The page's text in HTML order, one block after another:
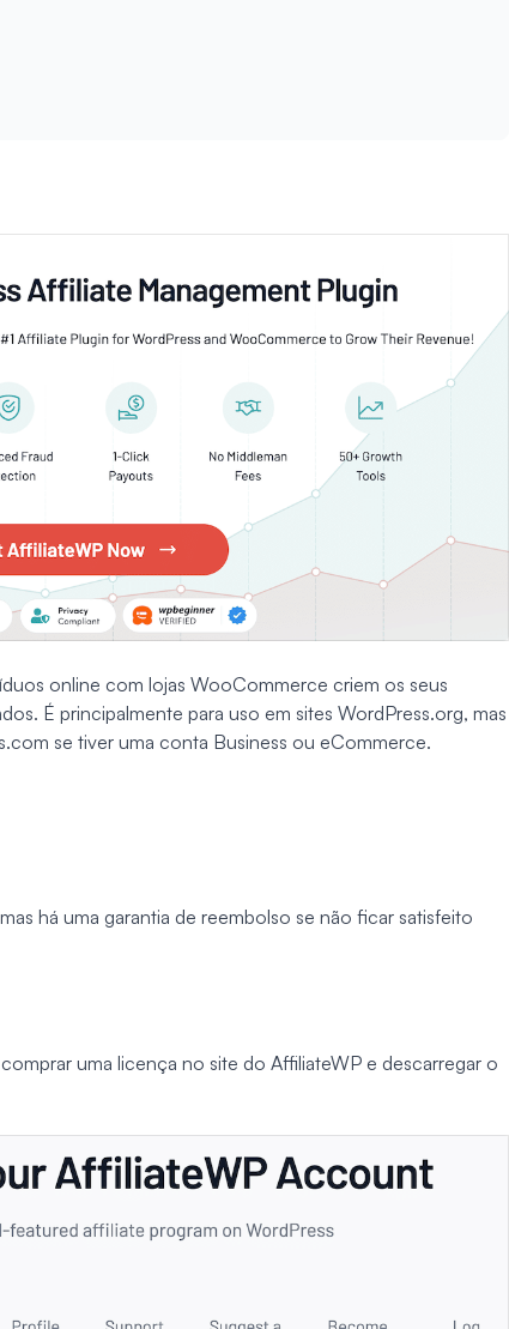
online com lojas WooCommerce criem os seus
É principalmente para uso em sites WordPress.org, mas
se tiver uma conta Business ou eCommerce.
há uma garantia de reembolso se não ficar satisfeito
uma licença no site do AffiliateWP e descarregar o